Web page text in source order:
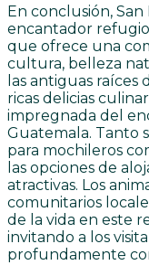
En conclusión, San
encantador
que ofrece una
cultura, belleza
las antiguas
ricas delicias
impregnada del
Guatemala. Tanto
para mochileros
las opciones de
atractivas. Los
comunitarios
de la vida en este
invitando a los
profundamente